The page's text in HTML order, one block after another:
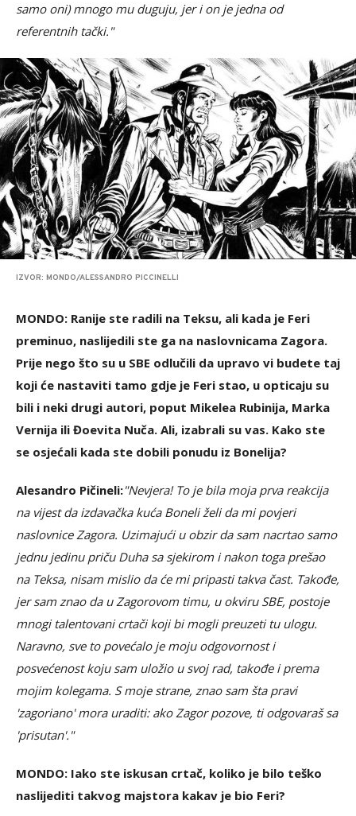
samo oni) mnogo mu duguju, jer i on je jedna od
referentnih tački."
IZVOR: MONDO/ALESSANDRO PICCINELLI
MONDO: Ranije ste radili na Teksu, ali kada je Feri
preminuo, naslijedili ste ga na naslovnicama Zagora.
Prije nego što su u SBE odlučili da upravo vi budete taj
koji će nastaviti tamo gdje je Feri stao, u opticaju su
bili i neki drugi autori, poput Mikelea Rubinija, Marka
Vernija ili Đoevita Nuča. Ali, izabrali su vas. Kako ste
se osjećali kada ste dobili ponudu iz Bonelija?
Alesandro Pičineli:"Nevjera! To je bila moja prva reakcija
na vijest da izdavačka kuća Boneli želi da mi povjeri
naslovnice Zagora. Uzimajući u obzir da sam nacrtao samo
jednu jedinu priču Duha sa sjekirom i nakon toga prešao
na Teksa, nisam mislio da će mi pripasti takva čast. Takođe,
jer sam znao da u Zagorovom timu, u okviru SBE, postoje
mnogi talentovani crtači koji bi mogli preuzeti tu ulogu.
Naravno, sve to povećalo je moju odgovornost i
posvećenost koju sam uložio u svoj rad, takođe i prema
mojim kolegama. S moje strane, znao sam šta pravi
'zagoriano' mora uraditi: ako Zagor pozove, ti odgovaraš sa
'prisutan'."
MONDO: Iako ste iskusan crtač, koliko je bilo teško
naslijediti takvog majstora kakav je bio Feri?